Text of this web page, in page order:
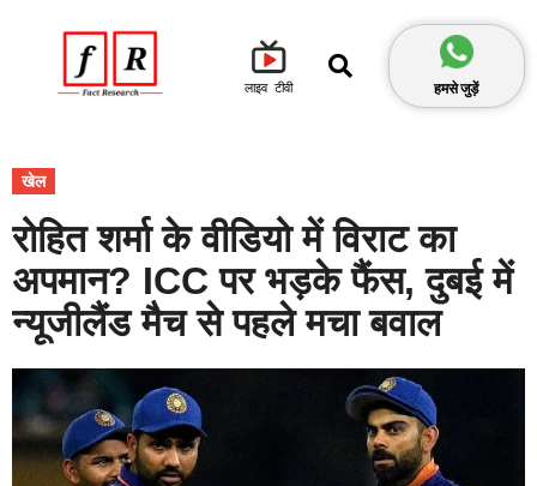
लाइव टीवी हमसे जुड़ें
खेल
रोहित शर्मा के वीडियो में विराट का
अपमान? ICC पर भड़के फैंस, दुबई में
न्यूजीलैंड मैच से पहले मचा बवाल